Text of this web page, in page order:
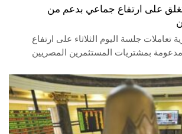
تغلق على ارتفاع جماعي بدعم من
تعاملات جلسة اليوم الثلاثاء على ارتفاع
بمشتريات المستثمرين المصريين